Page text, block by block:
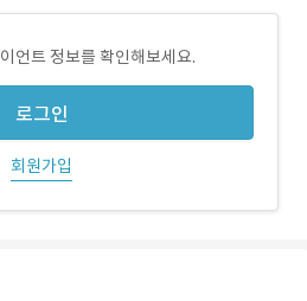
언트 정보를 확인해보세요.
로그인
회원가입